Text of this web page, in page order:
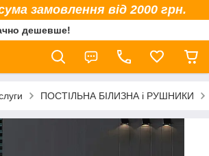
замовлення від 2000 грн.
дешевше!
ПОСТІЛЬНА БІЛИЗНА і РУШНИКИ